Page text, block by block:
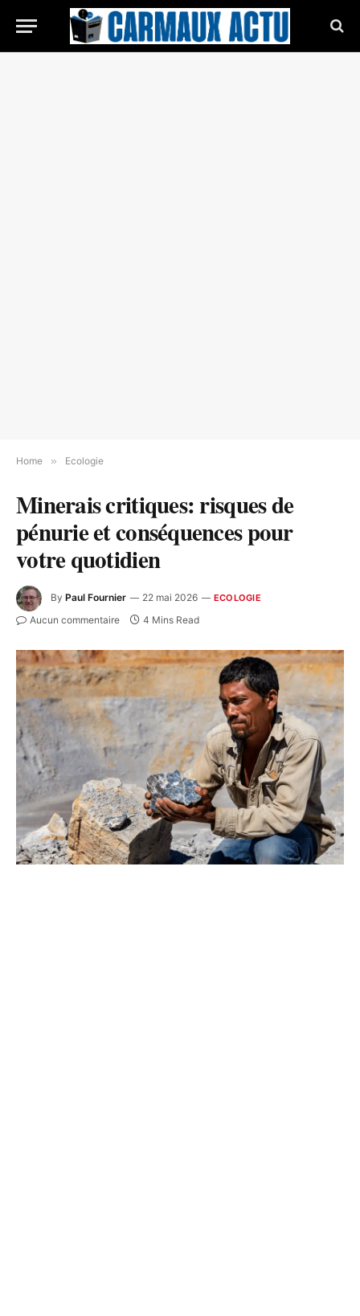
Home » Ecologie
Minerais critiques: risques de
pénurie et conséquences pour
votre quotidien
By Paul Fournier 22 mai 2026 ECOLOGIE
Aucun commentaire 4 Mins Read